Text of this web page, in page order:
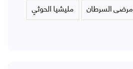
مرضى السرطان
مليشيا الحوثي